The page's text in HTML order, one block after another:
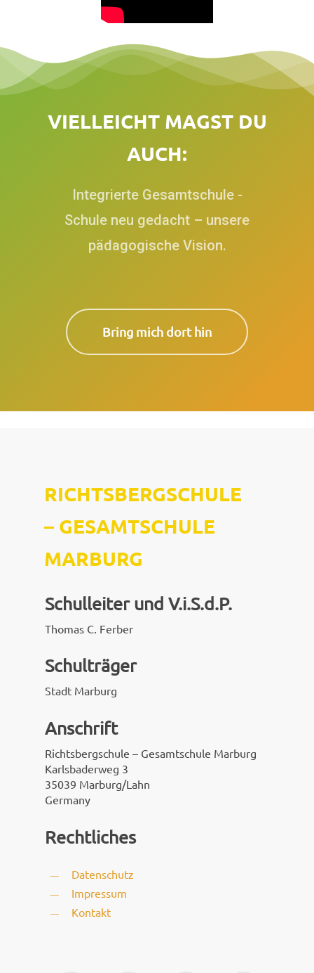
VIELLEICHT MAGST DU
AUCH:
Integrierte Gesamtschule -
Schule neu gedacht – unsere
pädagogische Vision.
Bring mich dort hin
RICHTSBERGSCHULE
– GESAMTSCHULE
MARBURG
Schulleiter und V.i.S.d.P.
Thomas C. Ferber
Schulträger
Stadt Marburg
Anschrift
Richtsbergschule – Gesamtschule Marburg
Karlsbaderweg 3
35039 Marburg/Lahn
Germany
Rechtliches
Datenschutz
Impressum
Kontakt